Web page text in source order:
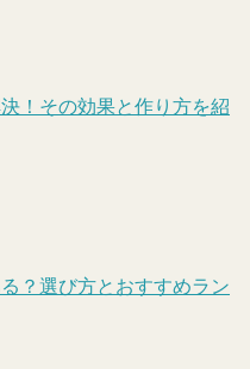
！その効果と作り方を紹
？選び方とおすすめラン